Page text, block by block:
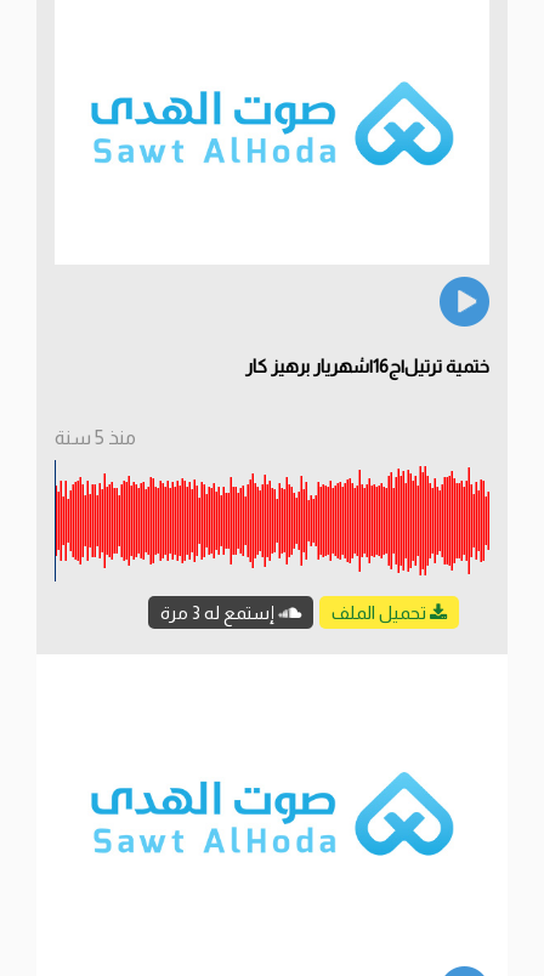
ختمية ترتيل|ج16|شهريار برهيز كار
منذ 5 سنة
تحميل الملف إستمع له 3 مرة